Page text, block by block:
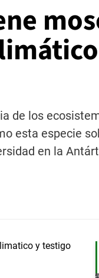
de los
esta especie
en la